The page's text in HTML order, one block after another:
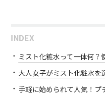
INDEX
ミスト化粧水って一体何？
大人女子がミスト化粧水を
手軽に始められて人気！